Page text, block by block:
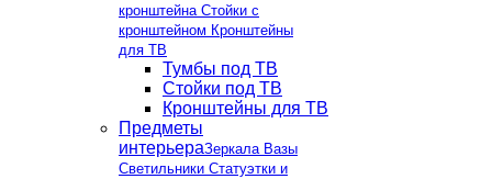
кронштейна Стойки с
кронштейном Кронштейны
для ТВ
Тумбы под ТВ
Стойки под ТВ
Кронштейны для ТВ
Предметы
интерьераЗеркала Вазы
Светильники Статуэтки и